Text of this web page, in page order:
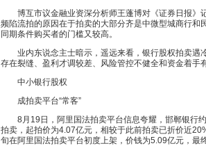
博互市议金融业资深分析师王蓬博对《证券日报》记
频陷流拍的原因在于拍卖的大部分齐是中微型城商行和
同期条件购买者的门槛又较高。
业内东说念主士暗示，遥远来看，银行股权拍卖遇
存在裂缝、盈利才调较差、风险管控不健全和资金着手
中小银行股权
成拍卖平台“常客”
8月19日，阿里国法拍卖平台信息夸耀，邯郸银行
拍卖，起拍价为4.07亿元，相较于此前拍卖已折价近
旬在阿里国法拍卖平台初度上架，价钱为5.09亿元，最